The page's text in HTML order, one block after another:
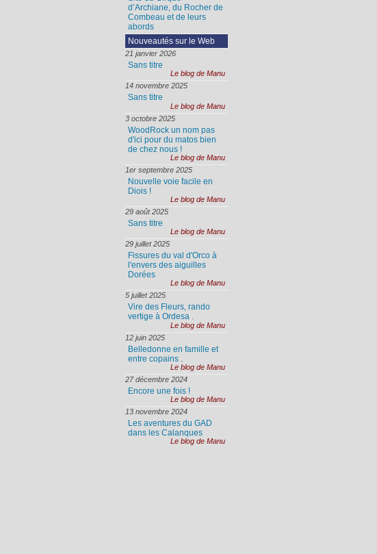
d’Archiane, du Rocher de
Combeau et de leurs
abords
Nouveautés sur le Web
21 janvier 2026
Sans titre
Le blog de Manu
14 novembre 2025
Sans titre
Le blog de Manu
3 octobre 2025
WoodRock un nom pas
d'ici pour du matos bien
de chez nous !
Le blog de Manu
1er septembre 2025
Nouvelle voie facile en
Diois !
Le blog de Manu
29 août 2025
Sans titre
Le blog de Manu
29 juillet 2025
Fissures du val d'Orco à
l'envers des aiguilles
Dorées
Le blog de Manu
5 juillet 2025
Vire des Fleurs, rando
vertige à Ordesa .
Le blog de Manu
12 juin 2025
Belledonne en famille et
entre copains .
Le blog de Manu
27 décembre 2024
Encore une fois !
Le blog de Manu
13 novembre 2024
Les aventures du GAD
dans les Calanques
Le blog de Manu